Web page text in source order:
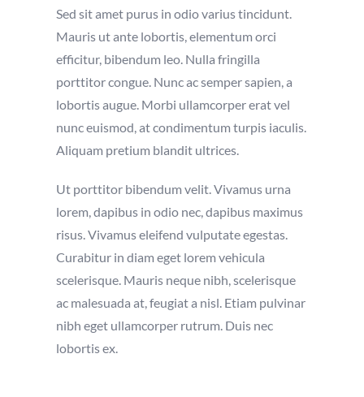
Sed sit amet purus in odio varius tincidunt.
Mauris ut ante lobortis, elementum orci
efficitur, bibendum leo. Nulla fringilla
porttitor congue. Nunc ac semper sapien, a
lobortis augue. Morbi ullamcorper erat vel
nunc euismod, at condimentum turpis iaculis.
Aliquam pretium blandit ultrices.
Ut porttitor bibendum velit. Vivamus urna
lorem, dapibus in odio nec, dapibus maximus
risus. Vivamus eleifend vulputate egestas.
Curabitur in diam eget lorem vehicula
scelerisque. Mauris neque nibh, scelerisque
ac malesuada at, feugiat a nisl. Etiam pulvinar
nibh eget ullamcorper rutrum. Duis nec
lobortis ex.